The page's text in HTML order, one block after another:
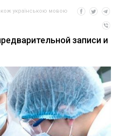
українською мовою
записи и